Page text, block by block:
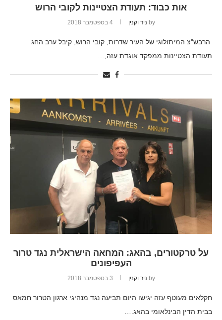
אות כבוד: תעודת הצטיינות לקובי הרוש
by ניר וקנין 4 בספטמבר 2018
הרבש"צ המיתולוגי של העיר שדרות, קובי הרוש, קיבל ערב החג
תעודת הצטיינות ממפקד אוגדת עזה,…
על טרקטורים, בהאג: המחאה הישראלית נגד טרור
העפיפונים
by ניר וקנין 3 בספטמבר 2018
חקלאים מעוטף עזה יגישו היום תביעה נגד מנהיגי ארגון הטרור חמאס
בבית הדין הבינלאומי בהאג.…